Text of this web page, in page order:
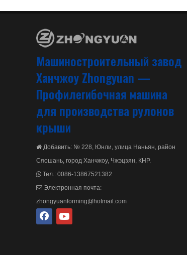
Машиностроительный завод
Ханчжоу Zhongyuan —
Профилегибочная машина
для производства рулонов
крыши
 Добавить: № 228, Юнли, улица Наньян, район
Сяошань, город Ханчжоу, Чжэцзян, КНР.
 Тел.: 0086-13867521382
 Электронная почта:
zhongyuanforming@hotmail.com